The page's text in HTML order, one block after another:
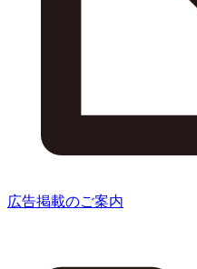
広告掲載のご案内